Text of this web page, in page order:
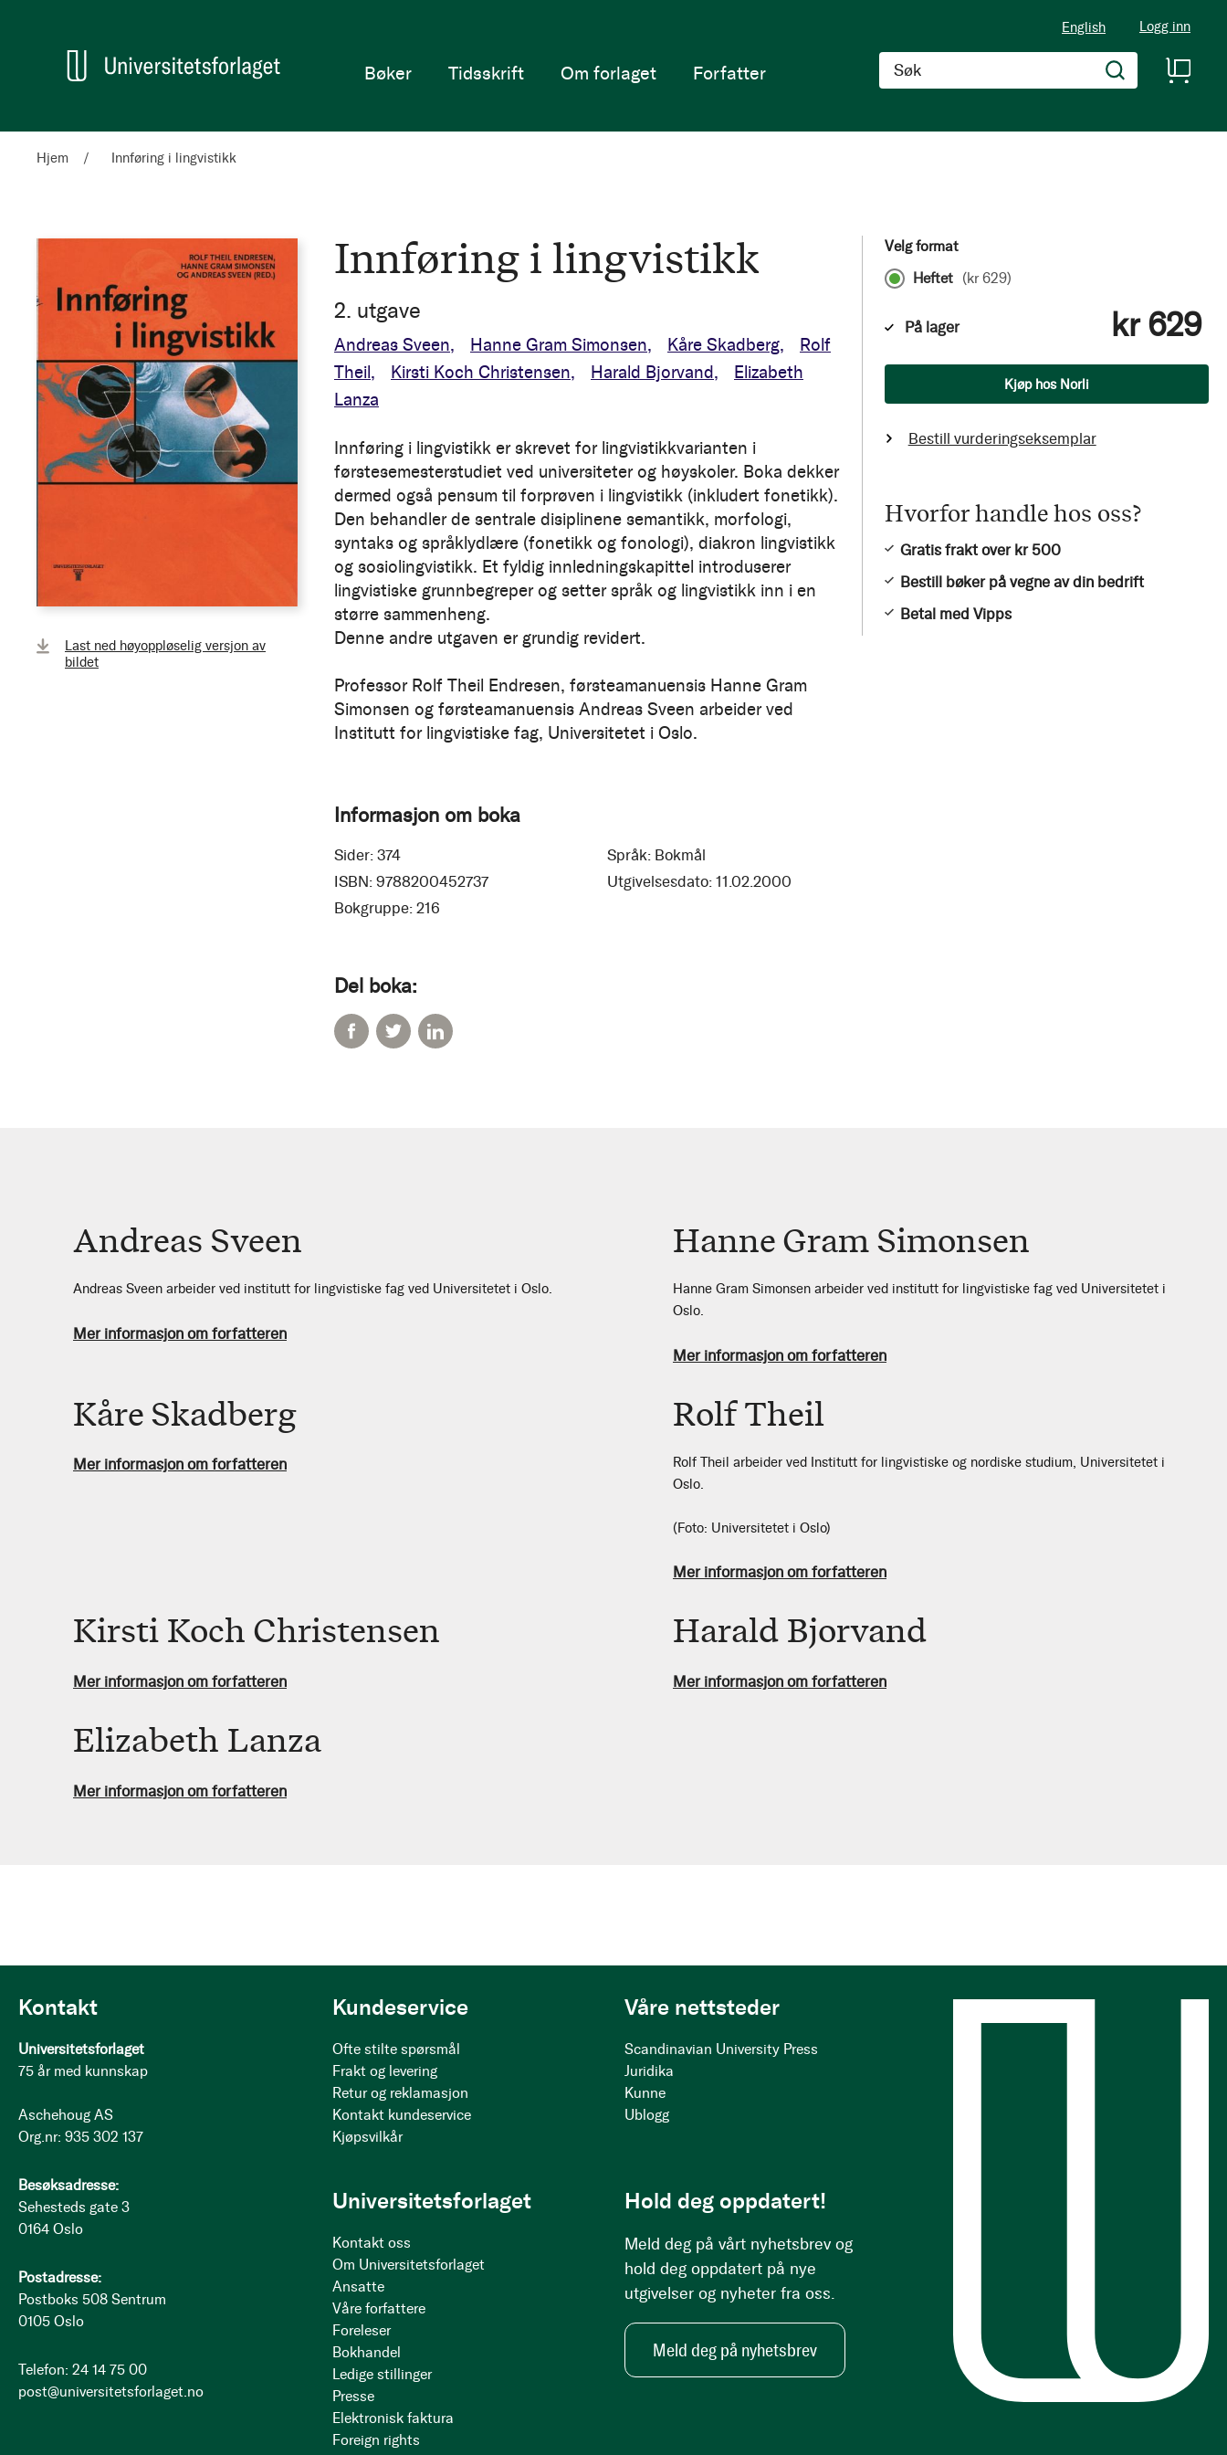
English Logg inn
Søk
Hjem
Bøker Tidsskrift Om forlaget Forfatter
Hjem Innføring i lingvistikk
Last ned høyoppløselig versjon av
bildet
Innføring i lingvistikk
2. utgave
Andreas Sveen Hanne Gram Simonsen Kåre Skadberg
Rolf
Theil
Kirsti Koch Christensen Harald Bjorvand
Elizabeth
Lanza
Innføring i lingvistikk er skrevet for lingvistikkvarianten i
førstesemesterstudiet ved universiteter og høyskoler. Boka dekker
dermed også pensum til forprøven i lingvistikk (inkludert fonetikk).
Den behandler de sentrale disiplinene semantikk, morfologi,
syntaks og språklydlære (fonetikk og fonologi), diakron lingvistikk
og sosiolingvistikk. Et fyldig innledningskapittel introduserer
lingvistiske grunnbegreper og setter språk og lingvistikk inn i en
større sammenheng.
Denne andre utgaven er grundig revidert.
Professor Rolf Theil Endresen, førsteamanuensis Hanne Gram
Simonsen og førsteamanuensis Andreas Sveen arbeider ved
Institutt for lingvistiske fag, Universitetet i Oslo.
Informasjon om boka
Sider: 374 Språk: Bokmål
ISBN: 9788200452737 Utgivelsesdato: 11.02.2000
Bokgruppe: 216
Del boka:
Velg format
Heftet (kr 629)
På lager kr 629
Kjøp hos Norli
Bestill vurderingseksemplar
Hvorfor handle hos oss?
Gratis frakt over kr 500
Bestill bøker på vegne av din bedrift
Betal med Vipps
Andreas Sveen
Andreas Sveen arbeider ved institutt for lingvistiske fag ved Universitetet i Oslo.
Mer informasjon om forfatteren
Hanne Gram Simonsen
Hanne Gram Simonsen arbeider ved institutt for lingvistiske fag ved Universitetet i
Oslo.
Mer informasjon om forfatteren
Kåre Skadberg
Mer informasjon om forfatteren
Rolf Theil
Rolf Theil arbeider ved Institutt for lingvistiske og nordiske studium, Universitetet i
Oslo.
(Foto: Universitetet i Oslo)
Mer informasjon om forfatteren
Kirsti Koch Christensen
Mer informasjon om forfatteren
Harald Bjorvand
Mer informasjon om forfatteren
Elizabeth Lanza
Mer informasjon om forfatteren
Kontakt
Universitetsforlaget
75 år med kunnskap
Aschehoug AS
Org.nr: 935 302 137
Besøksadresse:
Sehesteds gate 3
0164 Oslo
Postadresse:
Postboks 508 Sentrum
0105 Oslo
Telefon: 24 14 75 00
post@universitetsforlaget.no
Kundeservice
Ofte stilte spørsmål
Frakt og levering
Retur og reklamasjon
Kontakt kundeservice
Kjøpsvilkår
Våre nettsteder
Scandinavian University Press
Juridika
Kunne
Ublogg
Universitetsforlaget
Kontakt oss
Om Universitetsforlaget
Ansatte
Våre forfattere
Foreleser
Bokhandel
Ledige stillinger
Presse
Elektronisk faktura
Foreign rights
Hold deg oppdatert!
Meld deg på vårt nyhetsbrev og
hold deg oppdatert på nye
utgivelser og nyheter fra oss.
Meld deg på nyhetsbrev